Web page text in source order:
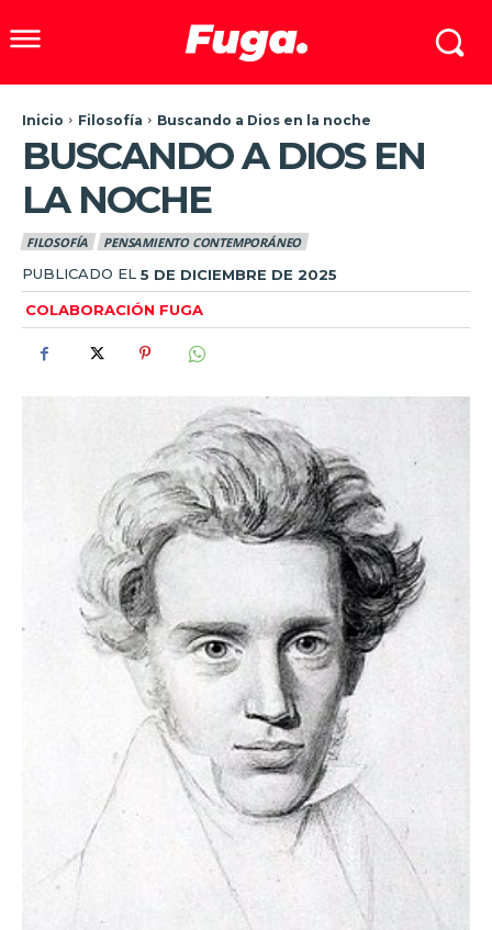
Inicio Filosofía Buscando a Dios en la noche
BUSCANDO A DIOS EN
LA NOCHE
FILOSOFÍA PENSAMIENTO CONTEMPORÁNEO
PUBLICADO EL 5 DE DICIEMBRE DE 2025
COLABORACIÓN FUGA